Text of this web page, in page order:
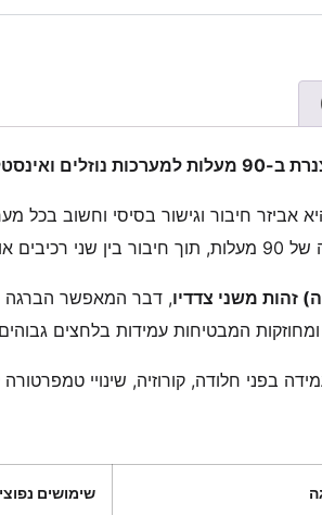
ואינסטלציה.
אביזר חיבור וגישור בסיסי וחשוב
לתוכה.
זהות משני צדדיו, דבר המאפשר הברגה
ומחוזקות המבטיחות עמידות בלחצים
בפני חלודה, קורוזיה, שינויי
שימושים